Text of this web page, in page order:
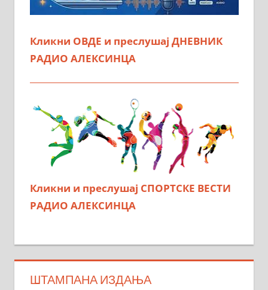
Кликни ОВДЕ и преслушај ДНЕВНИК
РАДИО АЛЕКСИНЦА
Кликни и преслушај СПОРТСКЕ ВЕСТИ
РАДИО АЛЕКСИНЦА
ШТАМПАНА ИЗДАЊА